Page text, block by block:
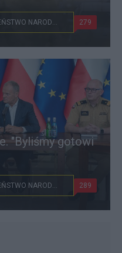
BEZPIECZEŃSTWO NARODOWE 279
"Byliśmy gotowi
BEZPIECZEŃSTWO NARODOWE 289